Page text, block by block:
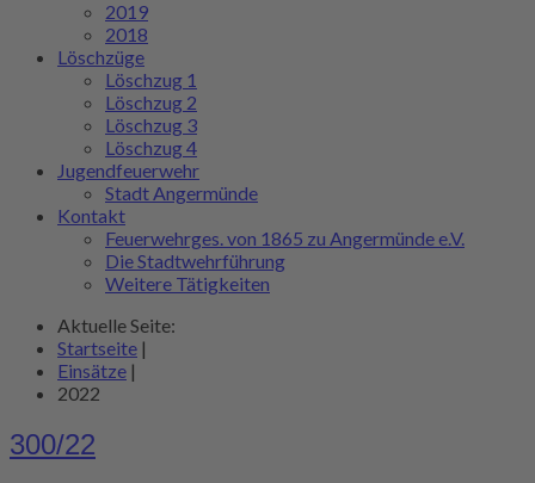
2019
2018
Löschzüge
Löschzug 1
Löschzug 2
Löschzug 3
Löschzug 4
Jugendfeuerwehr
Stadt Angermünde
Kontakt
Feuerwehrges. von 1865 zu Angermünde e.V.
Die Stadtwehrführung
Weitere Tätigkeiten
Aktuelle Seite:
Startseite |
Einsätze |
2022
300/22